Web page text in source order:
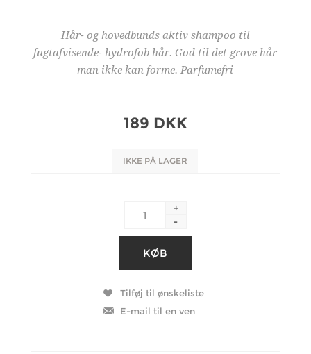
Hår- og hovedbunds aktiv shampoo til
fugtafvisende- hydrofob hår. God til det grove hår
man ikke kan forme. Parfumefri
189 DKK
IKKE PÅ LAGER
+
-